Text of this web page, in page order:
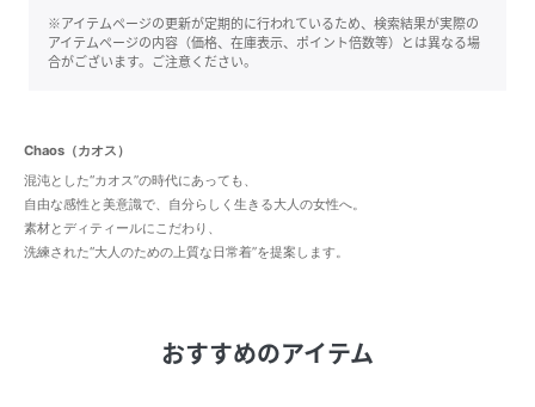
※アイテムページの更新が定期的に行われているため、検索結果が実際の
アイテムページの内容（価格、在庫表示、ポイント倍数等）とは異なる場
合がございます。ご注意ください。
Chaos（カオス）
混沌とした“カオス”の時代にあっても、
自由な感性と美意識で、自分らしく生きる大人の女性へ。
素材とディティールにこだわり、
洗練された“大人のための上質な日常着”を提案します。
おすすめのアイテム